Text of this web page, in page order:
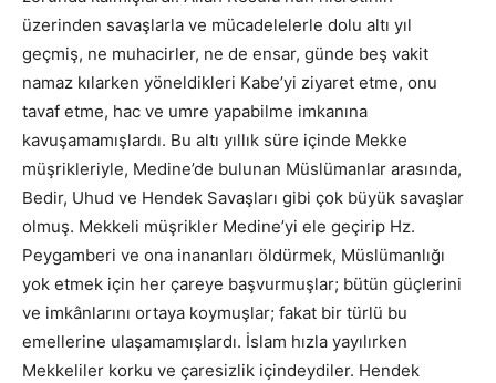
üzerinden savaşlarla ve mücadelelerle dolu altı yıl
geçmiş, ne muhacirler, ne de ensar, günde beş vakit
namaz kılarken yöneldikleri Kabe’yi ziyaret etme, onu
tavaf etme, hac ve umre yapabilme imkanına
kavuşamamışlardı. Bu altı yıllık süre içinde Mekke
müşrikleriyle, Medine’de bulunan Müslümanlar arasında,
Bedir, Uhud ve Hendek Savaşları gibi çok büyük savaşlar
olmuş. Mekkeli müşrikler Medine’yi ele geçirip Hz.
Peygamberi ve ona inananları öldürmek, Müslümanlığı
yok etmek için her çareye başvurmuşlar; bütün güçlerini
ve imkânlarını ortaya koymuşlar; fakat bir türlü bu
emellerine ulaşamamışlardı. İslam hızla yayılırken
Mekkeliler korku ve çaresizlik içindeydiler. Hendek